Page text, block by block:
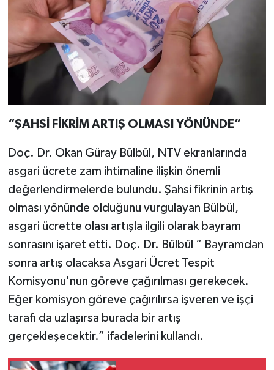
“ŞAHSİ FİKRİM ARTIŞ OLMASI YÖNÜNDE”
Doç. Dr. Okan Güray Bülbül, NTV ekranlarında
asgari ücrete zam ihtimaline ilişkin önemli
değerlendirmelerde bulundu. Şahsi fikrinin artış
olması yönünde olduğunu vurgulayan Bülbül,
asgari ücrette olası artışla ilgili olarak bayram
sonrasını işaret etti. Doç. Dr. Bülbül “ Bayramdan
sonra artış olacaksa Asgari Ücret Tespit
Komisyonu'nun göreve çağırılması gerekecek.
Eğer komisyon göreve çağırılırsa işveren ve işçi
tarafı da uzlaşırsa burada bir artış
gerçekleşecektir.” ifadelerini kullandı.